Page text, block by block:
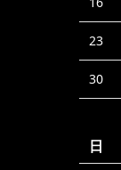
23
30
日